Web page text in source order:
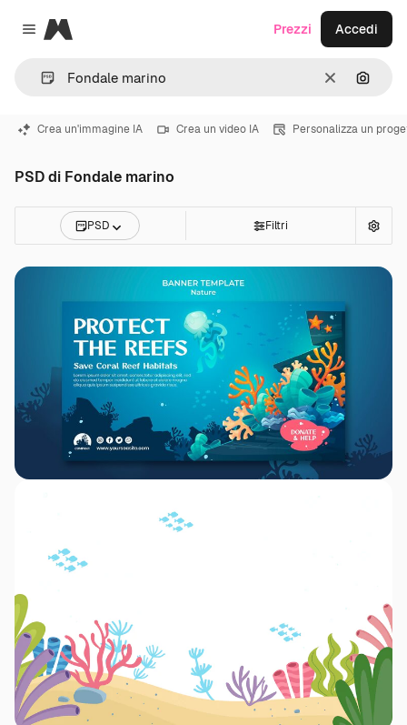
Close menu
Magnific
CancellaCerca
Prezzi Accedi
Crea un'immagine IA Crea un video IA Personalizza un
PSD di Fondale marino
PSD Filtri